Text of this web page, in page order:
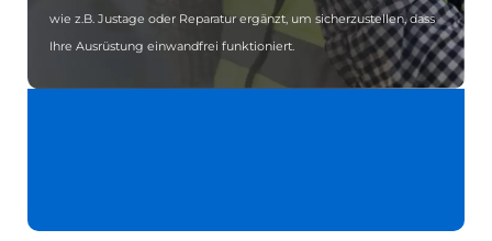
wie z.B. Justage oder Reparatur ergänzt, um sicherzustellen, dass
Ihre Ausrüstung einwandfrei funktioniert.